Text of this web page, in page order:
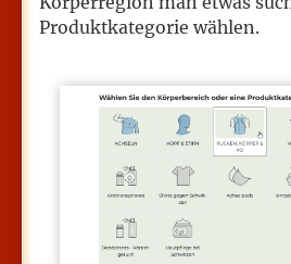
Produktkategorie wählen.